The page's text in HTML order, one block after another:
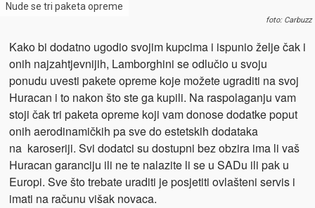
Nude se tri paketa opreme
foto: Carbuzz
Kako bi dodatno ugodio svojim kupcima i ispunio želje čak i
onih najzahtjevnijih, Lamborghini se odlučio u svoju
ponudu uvesti pakete opreme koje možete ugraditi na svoj
Huracan i to nakon što ste ga kupili. Na raspolaganju vam
stoji čak tri paketa opreme koji vam donose dodatke poput
onih aerodinamičkih pa sve do estetskih dodataka
na karoseriji. Svi dodatci su dostupni bez obzira ima li vaš
Huracan garanciju ili ne te nalazite li se u SADu ili pak u
Europi. Sve što trebate uraditi je posjetiti ovlašteni servis i
imati na računu višak novaca.